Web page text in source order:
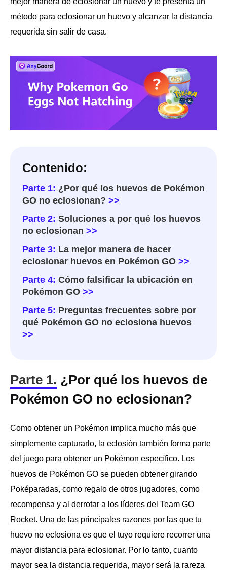
método para eclosionar un huevo y alcanzar la distancia
requerida sin salir de casa.
Contenido:
Parte 1: ¿Por qué los huevos de Pokémon
GO no eclosionan? >>
Parte 2: Soluciones a por qué los huevos
no eclosionan >>
Parte 3: La mejor manera de hacer
eclosionar huevos en Pokémon GO >>
Parte 4: Cómo falsificar la ubicación en
Pokémon GO >>
Parte 5: Preguntas frecuentes sobre por
qué Pokémon GO no eclosiona huevos
>>
Parte 1. ¿Por qué los huevos de
Pokémon GO no eclosionan?
Como obtener un Pokémon implica mucho más que
simplemente capturarlo, la eclosión también forma parte
del juego para obtener un Pokémon específico. Los
huevos de Pokémon GO se pueden obtener girando
Poképaradas, como regalo de otros jugadores, como
recompensa y al derrotar a los líderes del Team GO
Rocket. Una de las principales razones por las que tu
huevo no eclosiona es que el tuyo requiere recorrer una
mayor distancia para eclosionar. Por lo tanto, cuanto
mayor sea la distancia requerida, mayor será la rareza